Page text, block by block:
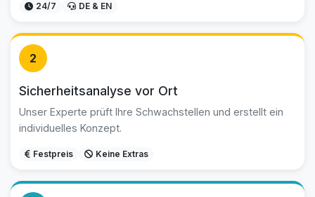
24/7 DE & EN
2
Sicherheitsanalyse vor Ort
Unser Experte prüft Ihre Schwachstellen und erstellt ein
individuelles Konzept.
Festpreis Keine Extras